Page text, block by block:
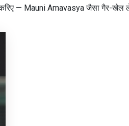
— Mauni Amavasya जैसा गैर-